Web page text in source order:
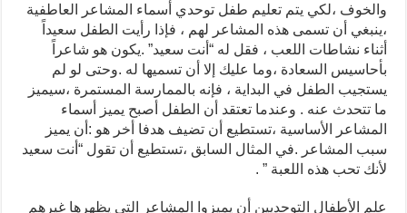
والخوف ،لكي يتم تعليم طفل توحدي أسماء المشاعر العاطفية
،ينبغي أن تسمى هذه المشاعر لهم ، فإذا رأيت الطفل سعيداً
أثناء نشاطات اللعب ، فقل له “أنت سعيد” .يكون هو شاعراً
بأحاسيس السعادة ،وما عليك إلا أن تسميها له .وحتى لو لم
يستجيب الطفل في البداية ، فإنه بالممارسة المستمرة ،سيميز
ما تتحدث عنه . وعندما تعتقد أن الطفل أصبح يميز أسماء
المشاعر الأساسية ،تستطيع أن تضيف هدفا أخر هو :أن يميز
سبب المشاعر .في المثال السابق ،تستطيع أن تقول “أنت سعيد
لأنك تحب هذه اللعبة ” .
علم الأطفال التوحديين أن يميزوا المشاعر التي يظهرها غيرهم